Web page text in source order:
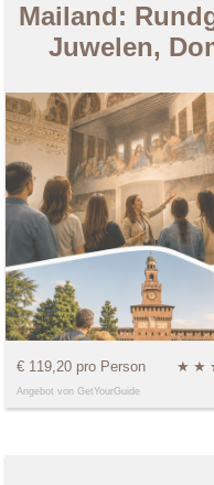
Mailand:
Juwelen,
€ 119,20 pro Person ★ ★
Angebot von GetYourGuide